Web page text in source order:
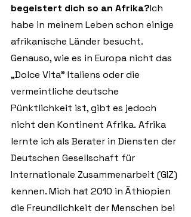
begeistert dich so an Afrika?Ich
habe in meinem Leben schon einige
afrikanische Länder besucht.
Genauso, wie es in Europa nicht das
„Dolce Vita” Italiens oder die
vermeintliche deutsche
Pünktlichkeit ist, gibt es jedoch
nicht den Kontinent Afrika. Afrika
lernte ich als Berater in Diensten der
Deutschen Gesellschaft für
Internationale Zusammenarbeit (GIZ)
kennen. Mich hat 2010 in Äthiopien
die Freundlichkeit der Menschen bei